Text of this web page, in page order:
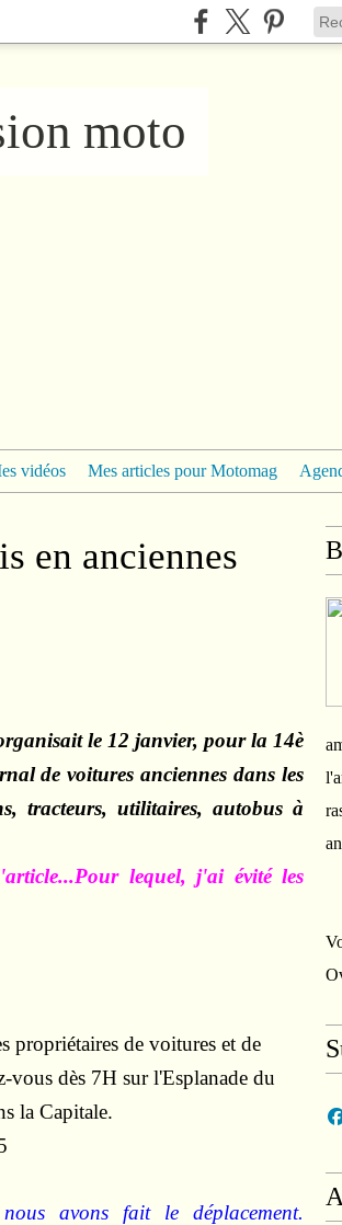
moto
vidéos Mes articles pour Motomag
en anciennes
le 12 janvier, pour la 14è
de voitures anciennes dans les
tracteurs, utilitaires, autobus à
lequel, j'ai évité les
propriétaires de voitures et de
vous dès 7H sur l'Esplanade du
la Capitale.
avons fait le déplacement.